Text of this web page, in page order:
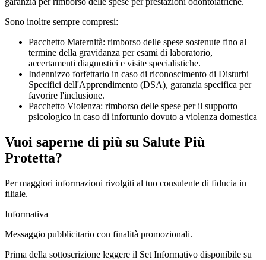
Sono inoltre sempre compresi:
Pacchetto Maternità: rimborso delle spese sostenute fino al
termine della gravidanza per esami di laboratorio,
accertamenti diagnostici e visite specialistiche.
Indennizzo forfettario in caso di riconoscimento di Disturbi
Specifici dell'Apprendimento (DSA), garanzia specifica per
favorire l'inclusione.
Pacchetto Violenza: rimborso delle spese per il supporto
psicologico in caso di infortunio dovuto a violenza domestica
Vuoi saperne di più su Salute Più
Protetta?
Per maggiori informazioni rivolgiti al tuo consulente di fiducia in
filiale.
Informativa
Messaggio pubblicitario con finalità promozionali.
Prima della sottoscrizione leggere il Set Informativo disponibile su